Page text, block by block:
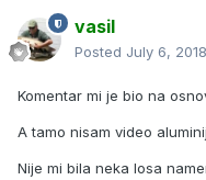
vasil
Posted July 6, 2018
Komentar mi je bio na
A tamo nisam video
Nije mi bila neka losa